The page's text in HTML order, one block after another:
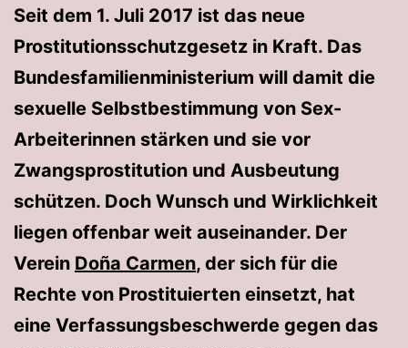
Seit dem 1. Juli 2017 ist das neue
Prostitutionsschutzgesetz in Kraft. Das
Bundesfamilienministerium will damit die
sexuelle Selbstbestimmung von Sex-
Arbeiterinnen stärken und sie vor
Zwangsprostitution und Ausbeutung
schützen. Doch Wunsch und Wirklichkeit
liegen offenbar weit auseinander. Der
Verein Doña Carmen, der sich für die
Rechte von Prostituierten einsetzt, hat
eine Verfassungsbeschwerde gegen das